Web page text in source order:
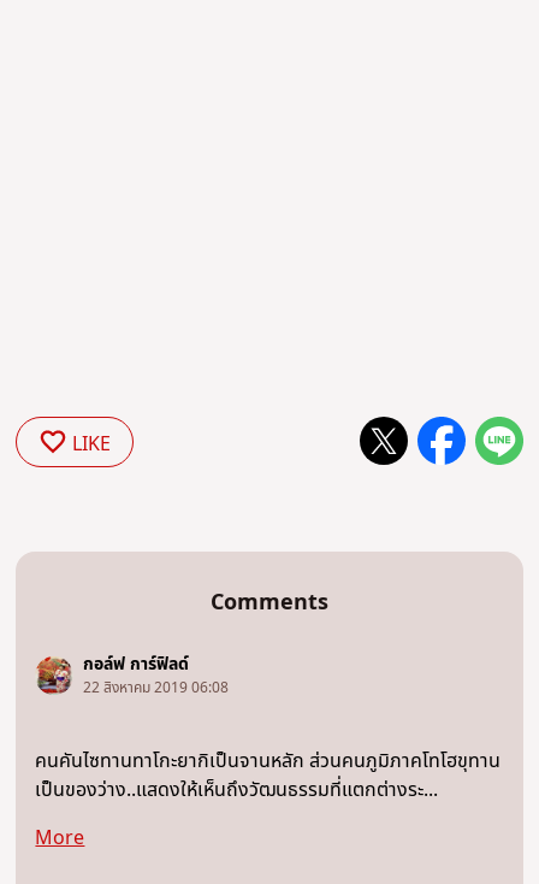
LIKE
Comments
กอล์ฟ การ์ฟิลด์
22 สิงหาคม 2019 06:08
คนคันไซทานทาโกะยากิเป็นจานหลัก ส่วนคนภูมิภาคโทโฮขุทาน
เป็นของว่าง..แสดงให้เห็นถึงวัฒนธรรมที่แตกต่างระ...
More